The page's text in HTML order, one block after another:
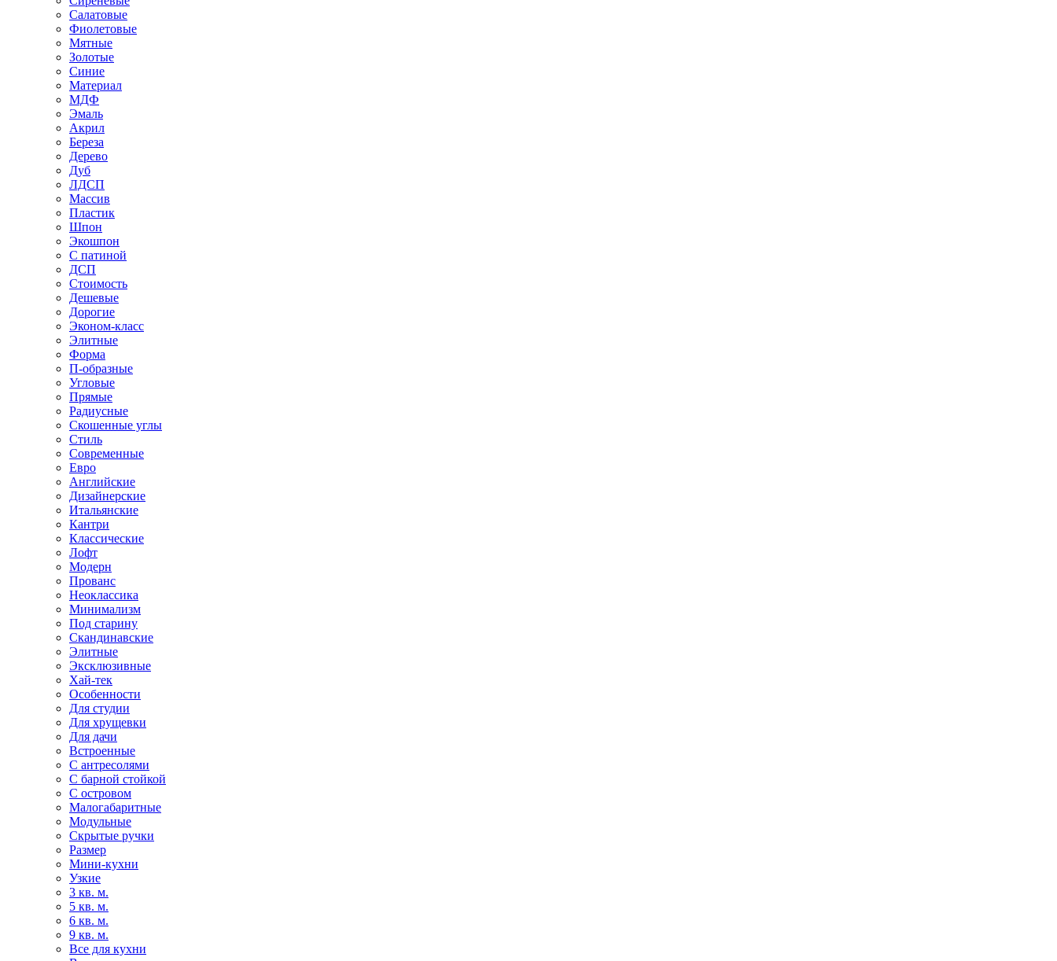
Салатовые
Фиолетовые
Мятные
Золотые
Синие
Материал
МДФ
Эмаль
Акрил
Береза
Дерево
Дуб
ЛДСП
Массив
Пластик
Шпон
Экошпон
С патиной
ДСП
Стоимость
Дешевые
Дорогие
Эконом-класс
Элитные
Форма
П-образные
Угловые
Прямые
Радиусные
Скошенные углы
Стиль
Современные
Евро
Английские
Дизайнерские
Итальянские
Кантри
Классические
Лофт
Модерн
Прованс
Неоклассика
Минимализм
Под старину
Скандинавские
Элитные
Эксклюзивные
Хай-тек
Особенности
Для студии
Для хрущевки
Для дачи
Встроенные
С антресолями
С барной стойкой
С островом
Малогабаритные
Модульные
Скрытые ручки
Размер
Мини-кухни
Узкие
3 кв. м.
5 кв. м.
6 кв. м.
9 кв. м.
Все для кухни